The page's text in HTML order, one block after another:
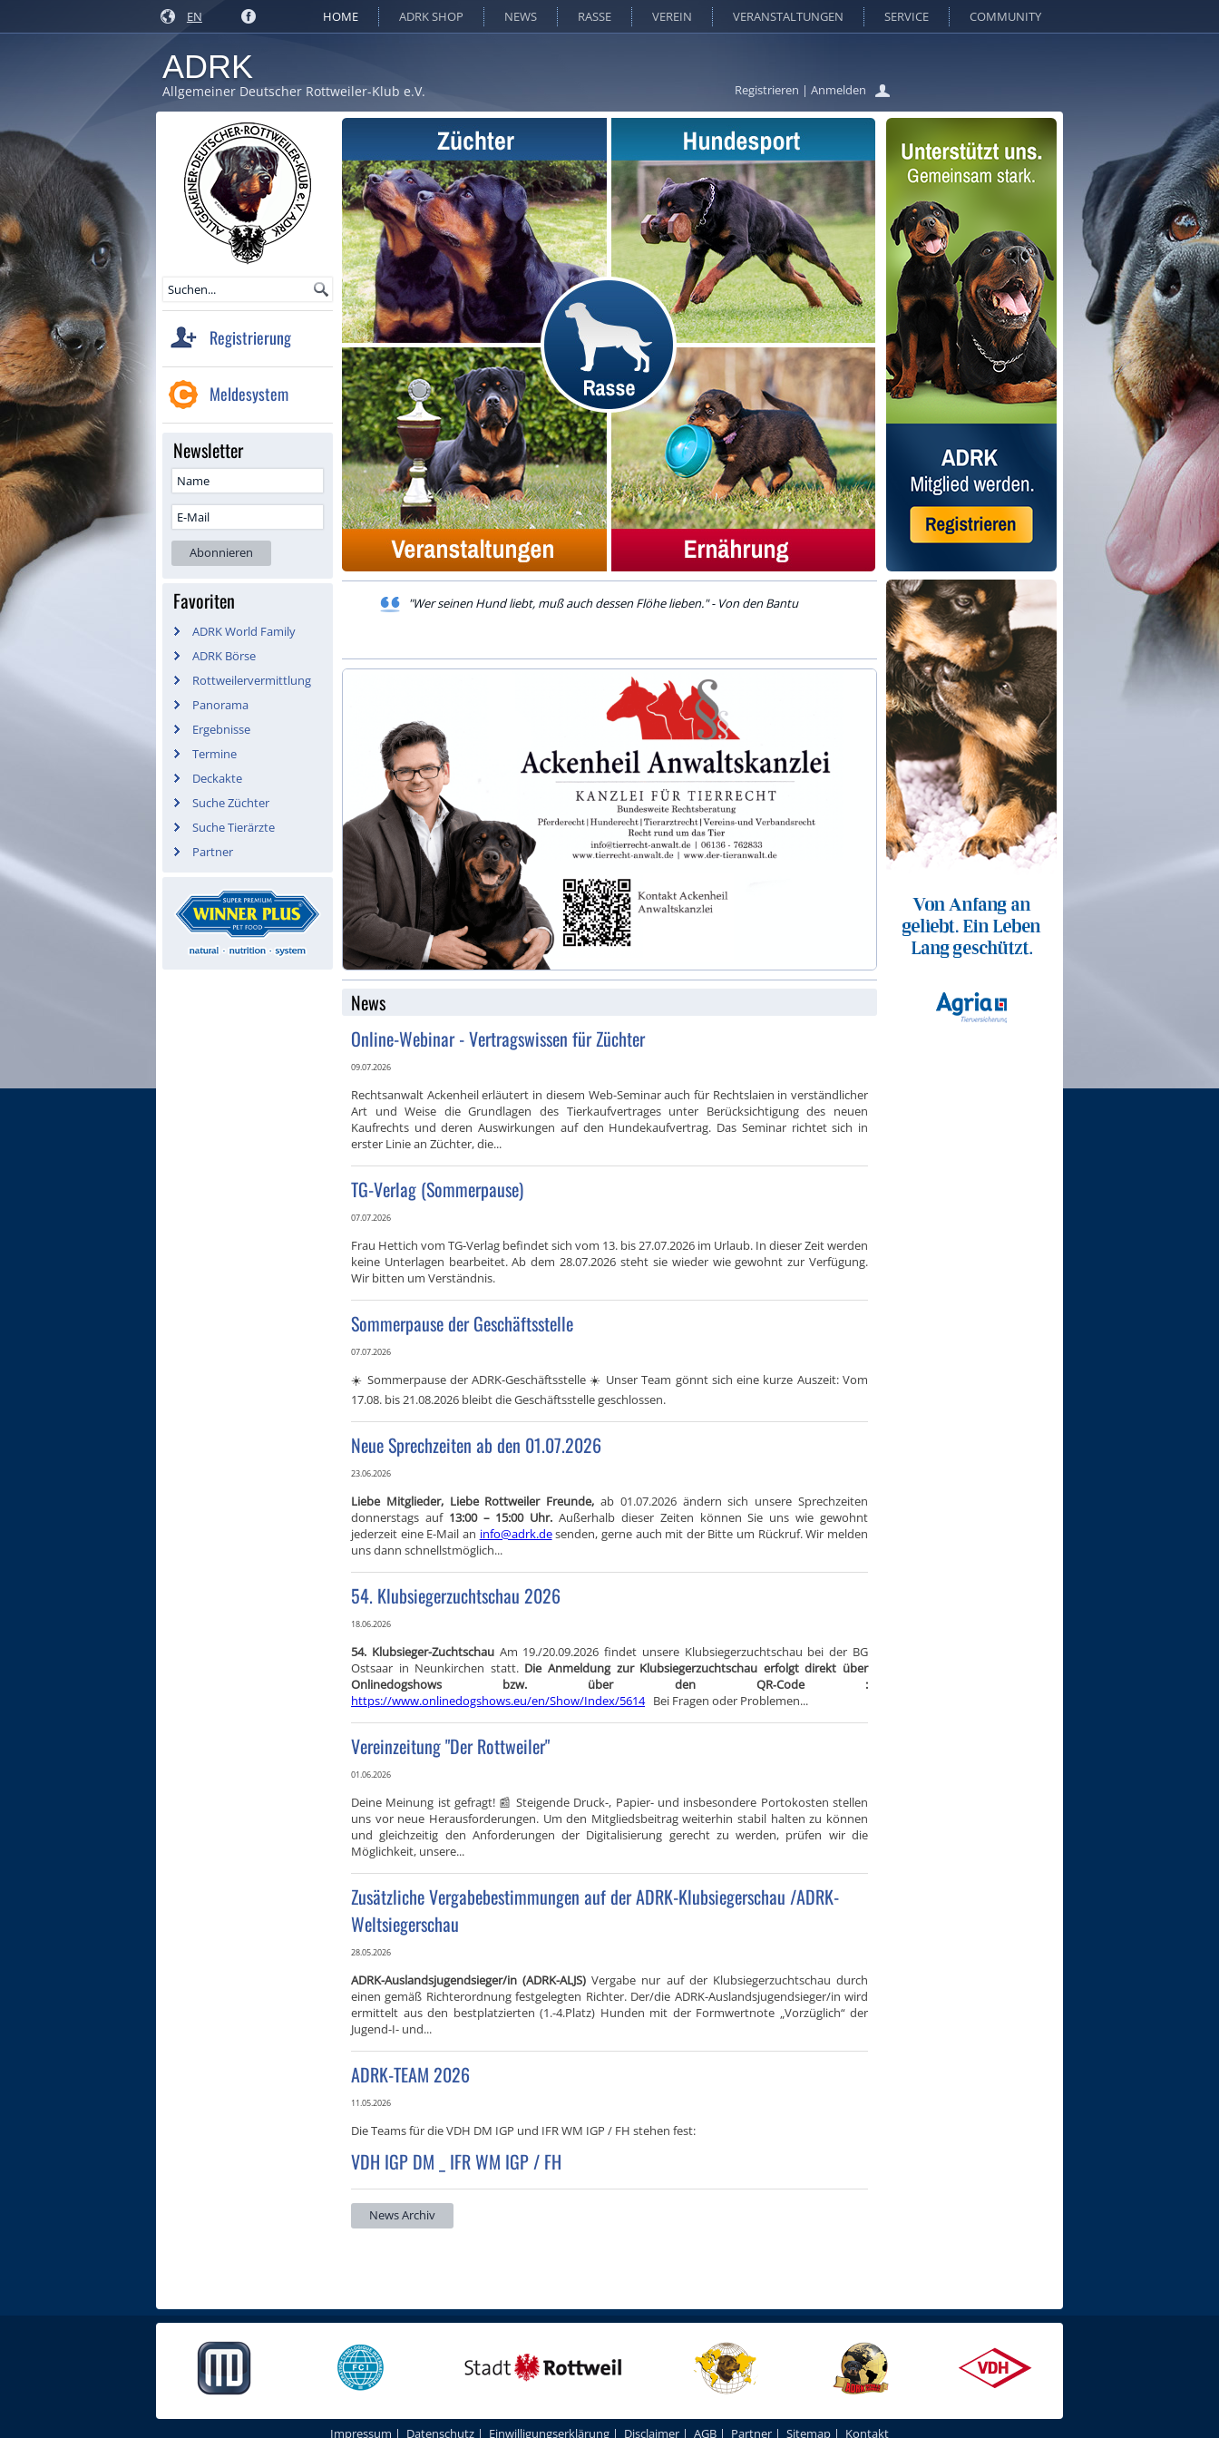
EN
Registrieren | Anmelden
HOME ADRK SHOP NEWS RASSE VEREIN VERANSTALTUNGEN SERVICE COMMUNITY
ADRK
Allgemeiner Deutscher Rottweiler-Klub e.V.
Registrierung
Meldesystem
Newsletter
Favoriten
ADRK World Family
ADRK Börse
Rottweilervermittlung
Panorama
Ergebnisse
Termine
Deckakte
Suche Züchter
Suche Tierärzte
Partner
"Wer seinen Hund liebt, muß auch dessen Flöhe lieben." - Von den Bantu
News
Online-Webinar - Vertragswissen für Züchter
09.07.2026
Rechtsanwalt Ackenheil erläutert in diesem Web-Seminar auch für Rechtslaien in verständlicher
Art und Weise die Grundlagen des Tierkaufvertrages unter Berücksichtigung des neuen
Kaufrechts und deren Auswirkungen auf den Hundekaufvertrag. Das Seminar richtet sich in
erster Linie an Züchter, die...
TG-Verlag (Sommerpause)
07.07.2026
Frau Hettich vom TG‑Verlag befindet sich vom 13. bis 27.07.2026 im Urlaub. In dieser Zeit werden
keine Unterlagen bearbeitet. Ab dem 28.07.2026 steht sie wieder wie gewohnt zur Verfügung.
Wir bitten um Verständnis.
Sommerpause der Geschäftsstelle
07.07.2026
☀️ Sommerpause der ADRK‑Geschäftsstelle ☀️ Unser Team gönnt sich eine kurze Auszeit: Vom
17.08. bis 21.08.2026 bleibt die Geschäftsstelle geschlossen.
Neue Sprechzeiten ab den 01.07.2026
23.06.2026
Liebe Mitglieder, Liebe Rottweiler Freunde, ab 01.07.2026 ändern sich unsere Sprechzeiten
donnerstags auf 13:00 – 15:00 Uhr. Außerhalb dieser Zeiten können Sie uns wie gewohnt
jederzeit eine E-Mail an info@adrk.desenden, gerne auch mit der Bitte um Rückruf. Wir melden
uns dann schnellstmöglich...
54. Klubsiegerzuchtschau 2026
18.06.2026
54. Klubsieger-ZuchtschauAm 19./20.09.2026 findet unsere Klubsiegerzuchtschau bei der BG
Ostsaar in Neunkirchen statt. Die Anmeldung zur Klubsiegerzuchtschau erfolgt direkt über
Onlinedogshows bzw. über den QR‑Code :
https://www.onlinedogshows.eu/en/Show/Index/5614Bei Fragen oder Problemen...
Vereinzeitung "Der Rottweiler"
01.06.2026
Deine Meinung ist gefragt! 📰 Steigende Druck-, Papier- und insbesondere Portokosten stellen
uns vor neue Herausforderungen. Um den Mitgliedsbeitrag weiterhin stabil halten zu können
und gleichzeitig den Anforderungen der Digitalisierung gerecht zu werden, prüfen wir die
Möglichkeit, unsere...
Zusätzliche Vergabebestimmungen auf der ADRK-Klubsiegerschau /ADRK-
Weltsiegerschau
28.05.2026
ADRK-Auslandsjugendsieger/in (ADRK-ALJS) Vergabe nur auf der Klubsiegerzuchtschau durch
einen gemäß Richterordnung festgelegten Richter. Der/die ADRK-Auslandsjugendsieger/in wird
ermittelt aus den bestplatzierten (1.-4.Platz) Hunden mit der Formwertnote „Vorzüglich“ der
Jugend-I- und...
ADRK-TEAM 2026
11.05.2026
Die Teams für die VDH DM IGP und IFR WM IGP / FH stehen fest:
VDH IGP DM _ IFR WM IGP / FH
News Archiv
Impressum | Datenschutz | Einwilligungserklärung | Disclaimer | AGB | Partner | Sitemap | Kontakt